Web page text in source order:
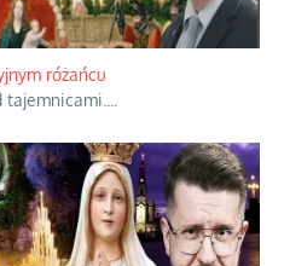
różańcu